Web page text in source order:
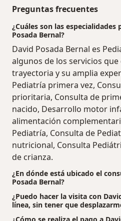
Preguntas frecuentes
¿Cuáles son las especialidades
Posada Bernal?
David Posada Bernal es
algunos de los servicios
trayectoria y su amplia
Pediatría primera vez,
prioritaria, Consulta de
nacido, Desarrollo motor
alimentación
Pediatría, Consulta de
nutricional, Consulta
de crianza.
¿En dónde está ubicado el
Posada Bernal?
¿Puedo hacer la visita con
línea, sin tener que